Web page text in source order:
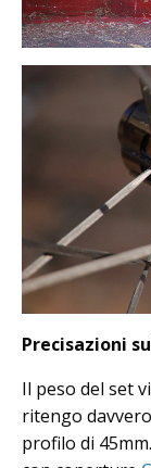
Precisazioni
Il peso del set
ritengo
profilo di